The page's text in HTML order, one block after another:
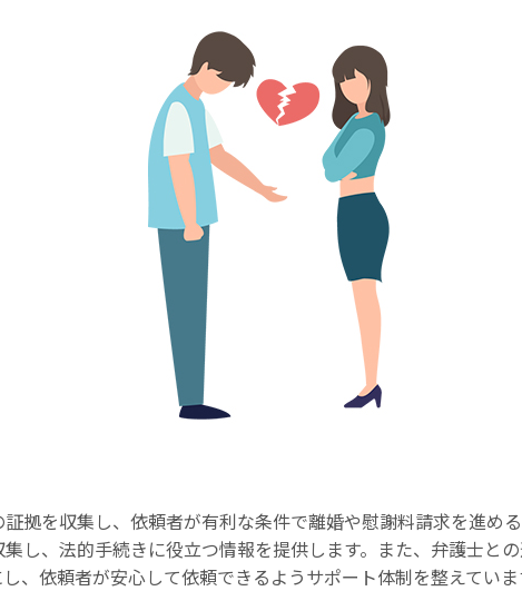
拠を収集し、依頼者が有利な条件で離婚や慰謝料請求を進め
し、法的手続きに役立つ情報を提供します。また、弁護士と
、依頼者が安心して依頼できるようサポート体制を整えていま